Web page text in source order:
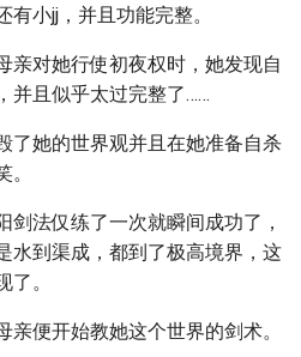
小jj，并且功能完整。
亲对她行使初夜权时，她发现自
并且似乎太过完整了……
了她的世界观并且在她准备自杀
剑法仅练了一次就瞬间成功了，
水到渠成，都到了极高境界，这
。
便开始教她这个世界的剑术。